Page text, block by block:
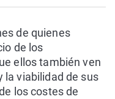
de quienes
de los
ellos también ven
la viabilidad de sus
los costes de